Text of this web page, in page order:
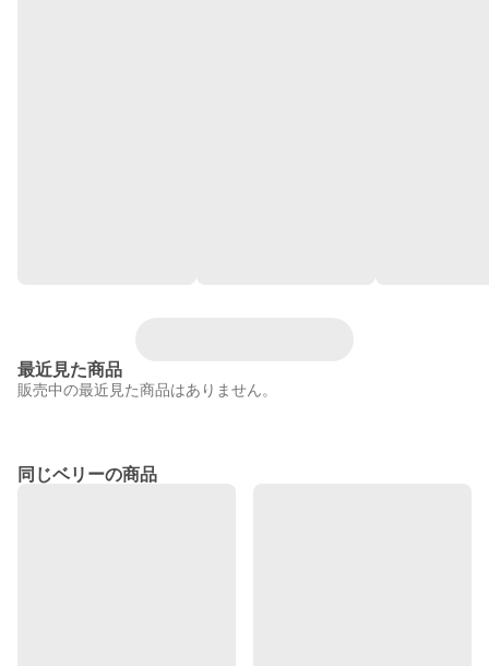
最近見た商品
販売中の最近見た商品はありません。
同じベリーの商品